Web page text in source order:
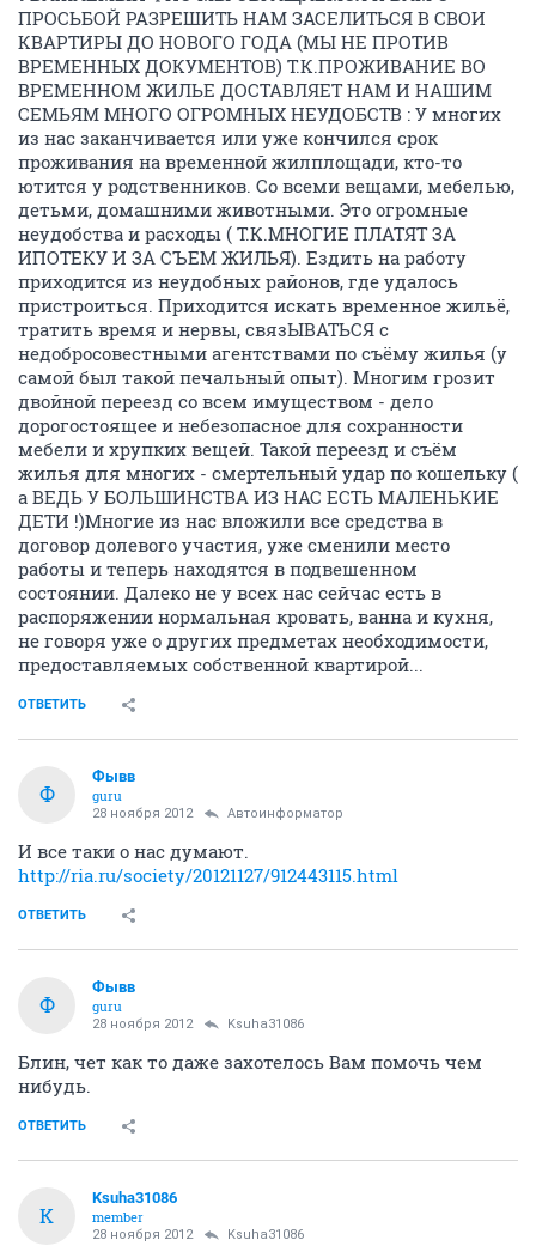
ПРОСЬБОЙ РАЗРЕШИТЬ НАМ ЗАСЕЛИТЬСЯ В СВОИ
КВАРТИРЫ ДО НОВОГО ГОДА (МЫ НЕ ПРОТИВ
ВРЕМЕННЫХ ДОКУМЕНТОВ) Т.К.ПРОЖИВАНИЕ ВО
ВРЕМЕННОМ ЖИЛЬЕ ДОСТАВЛЯЕТ НАМ И НАШИМ
СЕМЬЯМ МНОГО ОГРОМНЫХ НЕУДОБСТВ : У многих
из нас заканчивается или уже кончился срок
проживания на временной жилплощади, кто-то
ютится у родственников. Со всеми вещами, мебелью,
детьми, домашними животными. Это огромные
неудобства и расходы ( Т.К.МНОГИЕ ПЛАТЯТ ЗА
ИПОТЕКУ И ЗА СЪЕМ ЖИЛЬЯ). Ездить на работу
приходится из неудобных районов, где удалось
пристроиться. Приходится искать временное жильё,
тратить время и нервы, связЫВАТЬСЯ с
недобросовестными агентствами по съёму жилья (у
самой был такой печальный опыт). Многим грозит
двойной переезд со всем имуществом - дело
дорогостоящее и небезопасное для сохранности
мебели и хрупких вещей. Такой переезд и съём
жилья для многих - смертельный удар по кошельку (
а ВЕДЬ У БОЛЬШИНСТВА ИЗ НАС ЕСТЬ МАЛЕНЬКИЕ
ДЕТИ !)Многие из нас вложили все средства в
договор долевого участия, уже сменили место
работы и теперь находятся в подвешенном
состоянии. Далеко не у всех нас сейчас есть в
распоряжении нормальная кровать, ванна и кухня,
не говоря уже о других предметах необходимости,
предоставляемых собственной квартирой...
ОТВЕТИТЬ
Ф
Фывв
guru
28 ноября 2012 Автоинформатор
И все таки о нас думают.
http://ria.ru/society/20121127/912443115.html
ОТВЕТИТЬ
Ф
Фывв
guru
28 ноября 2012 Ksuha31086
Блин, чет как то даже захотелось Вам помочь чем
нибудь.
ОТВЕТИТЬ
K
Ksuha31086
member
28 ноября 2012 Ksuha31086